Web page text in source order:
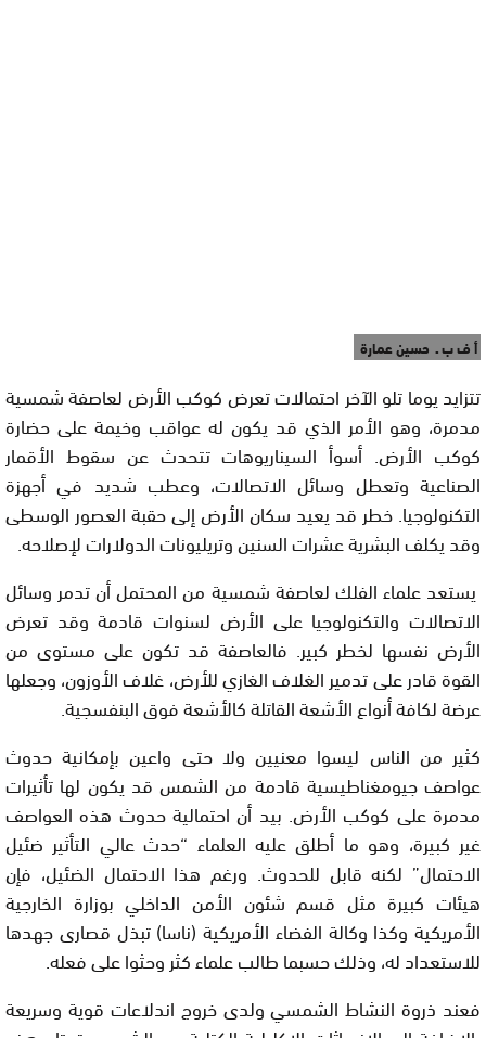
أ ف ب ـ حسين عمارة
تتزايد يوما تلو الآخر احتمالات تعرض كوكب الأرض لعاصفة شمسية
مدمرة، وهو الأمر الذي قد يكون له عواقب وخيمة على حضارة
كوكب الأرض. أسوأ السيناريوهات تتحدث عن سقوط الأقمار
الصناعية وتعطل وسائل الاتصالات، وعطب شديد في أجهزة
التكنولوجيا. خطر قد يعيد سكان الأرض إلى حقبة العصور الوسطى
وقد يكلف البشرية عشرات السنين وتريليونات الدولارات لإصلاحه.
يستعد علماء الفلك لعاصفة شمسية من المحتمل أن تدمر وسائل
الاتصالات والتكنولوجيا على الأرض لسنوات قادمة وقد تعرض
الأرض نفسها لخطر كبير. فالعاصفة قد تكون على مستوى من
القوة قادر على تدمير الغلاف الغازي للأرض، غلاف الأوزون، وجعلها
عرضة لكافة أنواع الأشعة القاتلة كالأشعة فوق البنفسجية.
كثير من الناس ليسوا معنيين ولا حتى واعين بإمكانية حدوث
عواصف جيومغناطيسية قادمة من الشمس قد يكون لها تأثيرات
مدمرة على كوكب الأرض. بيد أن احتمالية حدوث هذه العواصف
غير كبيرة، وهو ما أطلق عليه العلماء “حدث عالي التأثير ضئيل
الاحتمال” لكنه قابل للحدوث. ورغم هذا الاحتمال الضئيل، فإن
هيئات كبيرة مثل قسم شئون الأمن الداخلي بوزارة الخارجية
الأمريكية وكذا وكالة الفضاء الأمريكية (ناسا) تبذل قصارى جهدها
للاستعداد له، وذلك حسبما طالب علماء كثر وحثوا على فعله.
فعند ذروة النشاط الشمسي ولدى خروج اندلاعات قوية وسريعة